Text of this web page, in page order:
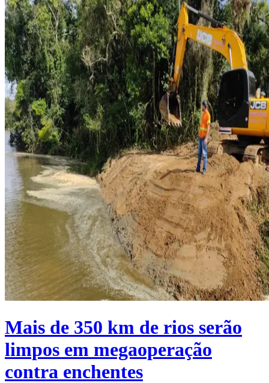
Mais de 350 km de rios serão
limpos em megaoperação
contra enchentes